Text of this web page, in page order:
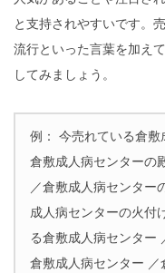
と支持されやすいです。
流行といった言葉を加え
してみましょう。
例： 今売れている倉敷
倉敷成人病センターの
／倉敷成人病センター
成人病センターの火付
る倉敷成人病センター
倉敷成人病センター ／